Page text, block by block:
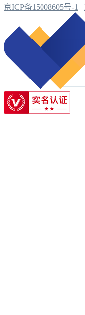
京ICP备15008605号-1 |